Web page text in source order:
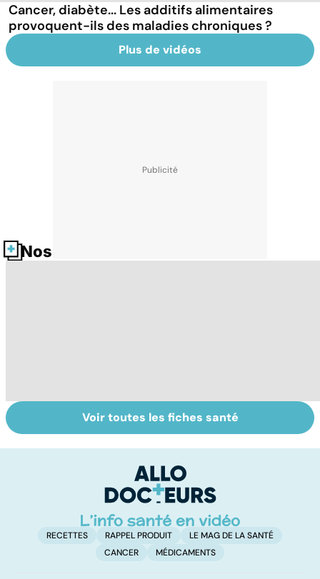
Cancer, diabète... Les additifs alimentaires
provoquent-ils des maladies chroniques ?
Plus de vidéos
Nos fiches santé
HPV : tout savoir
sur les
Faire du sport à
domicile, c'est
Voir toutes les fiches santé
RECETTES RAPPEL PRODUIT
LE MAG DE LA SANTÉ
CANCER
MÉDICAMENTS